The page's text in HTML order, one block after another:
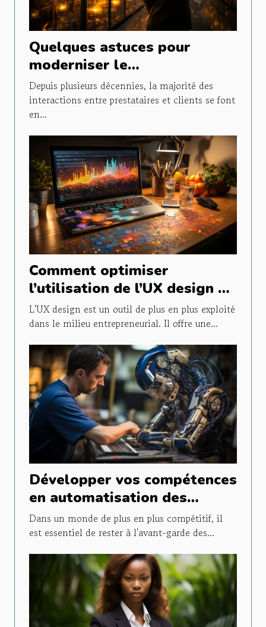
Quelques astuces pour
moderniser le
fonctionnement de son
entreprise
Depuis plusieurs décennies, la majorité des
interactions entre prestataires et clients se font
en...
Comment optimiser
l’utilisation de l’UX design en
entreprise ?
L’UX design est un outil de plus en plus exploité
dans le milieu entrepreneurial. Il offre une...
Développer vos compétences
en automatisation des
processus avec Formation
Make
Dans un monde de plus en plus compétitif, il
est essentiel de rester à l'avant-garde des...